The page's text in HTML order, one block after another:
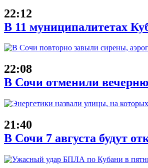
22:12
В 11 муниципалитетах
22:08
В Сочи отменили
21:40
В Сочи 7 августа будут